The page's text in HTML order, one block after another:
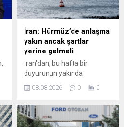
İran: Hürmüz’de anlaşma
yakın ancak şartlar
yerine gelmeli
İran'dan, bu hafta bir
duyurunun yakında
beklentilerin artmasının
Boğazı'nda yeni bir deniz
transit güzergahı
08.08.2026 0 0